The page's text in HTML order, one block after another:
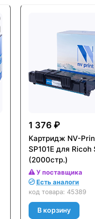
1 376 ₽
Картридж NV-
SP101E для Ricoh
(2000стр.)
У поставщика
Есть аналоги
код товара: 45389
В корзину